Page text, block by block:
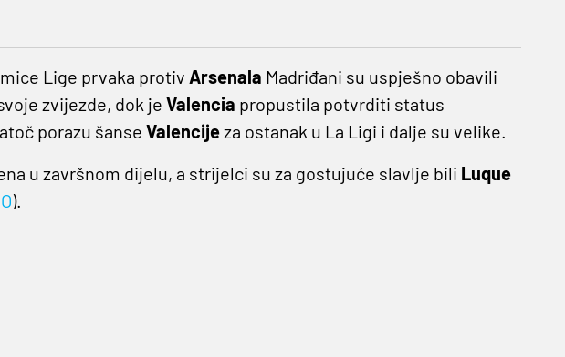
Lige prvaka protiv Arsenala Madriđani su uspješno obavili
zvijezde, dok je Valencia propustila potvrditi status
porazu šanse Valencijeza ostanak u La Ligi i dalje su velike.
u završnom dijelu, a strijelci su za gostujuće slavlje bili Luque
).